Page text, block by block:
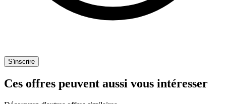
S'inscrire
Ces offres peuvent aussi vous intéresser